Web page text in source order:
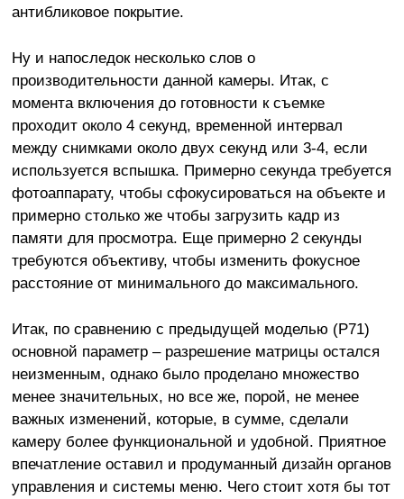
антибликовое покрытие.
Ну и напоследок несколько слов о
производительности данной камеры. Итак, с
момента включения до готовности к съемке
проходит около 4 секунд, временной интервал
между снимками около двух секунд или 3-4, если
используется вспышка. Примерно секунда требуется
фотоаппарату, чтобы сфокусироваться на объекте и
примерно столько же чтобы загрузить кадр из
памяти для просмотра. Еще примерно 2 секунды
требуются объективу, чтобы изменить фокусное
расстояние от минимального до максимального.
Итак, по сравнению с предыдущей моделью (Р71)
основной параметр – разрешение матрицы остался
неизменным, однако было проделано множество
менее значительных, но все же, порой, не менее
важных изменений, которые, в сумме, сделали
камеру более функциональной и удобной. Приятное
впечатление оставил и продуманный дизайн органов
управления и системы меню. Чего стоит хотя бы тот